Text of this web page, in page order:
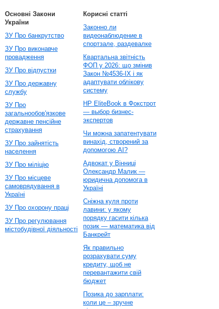
Основні Закони
України
ЗУ Про банкрутство
ЗУ Про виконавче
провадження
ЗУ Про відпустки
ЗУ Про державну
службу
ЗУ Про
загальнообов'язкове
державне пенсійне
страхування
ЗУ Про зайнятість
населення
ЗУ Про міліцію
ЗУ Про місцеве
самоврядування в
Україні
ЗУ Про охорону праці
ЗУ Про регулювання
містобудівної діяльності
Корисні статті
Законно ли
видеонаблюдение в
спортзале, раздевалке
Квартальна звітність
ФОП у 2026: що змінив
Закон №4536-IX і як
адаптувати облікову
систему
HP EliteBook в Фокстрот
— выбор бизнес-
экспертов
Чи можна запатентувати
винахід, створений за
допомогою AI?
Адвокат у Вінниці
Олександр Малик —
юридична допомога в
Україні
Сніжна куля проти
лавини: у якому
порядку гасити кілька
позик — математика від
Банкрейт
Як правильно
розрахувати суму
кредиту, щоб не
перевантажити свій
бюджет
Позика до зарплати:
коли це – зручне